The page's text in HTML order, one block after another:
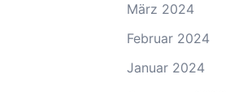
März 2024
Februar 2024
Januar 2024